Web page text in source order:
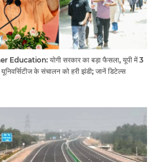
Education: योगी सरकार का बड़ा फैसला, यूपी में 3
के संचालन को हरी झंडी; जानें डिटेल्स